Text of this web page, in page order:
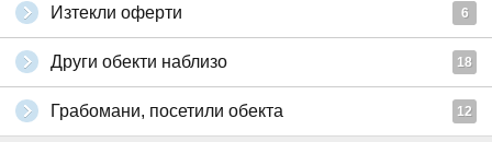
Изтекли оферти 6
Други обекти наблизо 18
Грабомани, посетили обекта 12